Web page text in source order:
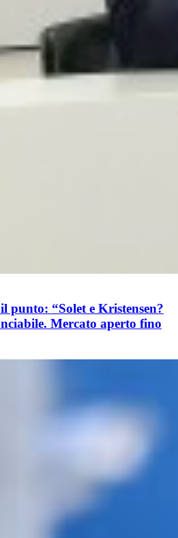
punto: “Solet e Kristensen?
Mercato aperto fino